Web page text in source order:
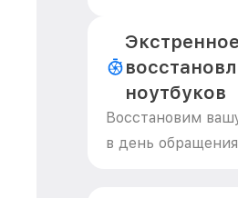
Экстренное
ноутбуков
Восстановим
в день